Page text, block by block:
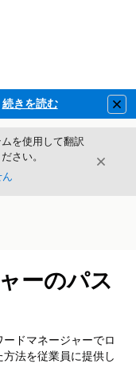
続きを読む
を使用して翻訳
さい。
閉じる
ーのパス
ドマネージャーでロ
法を従業員に提供し